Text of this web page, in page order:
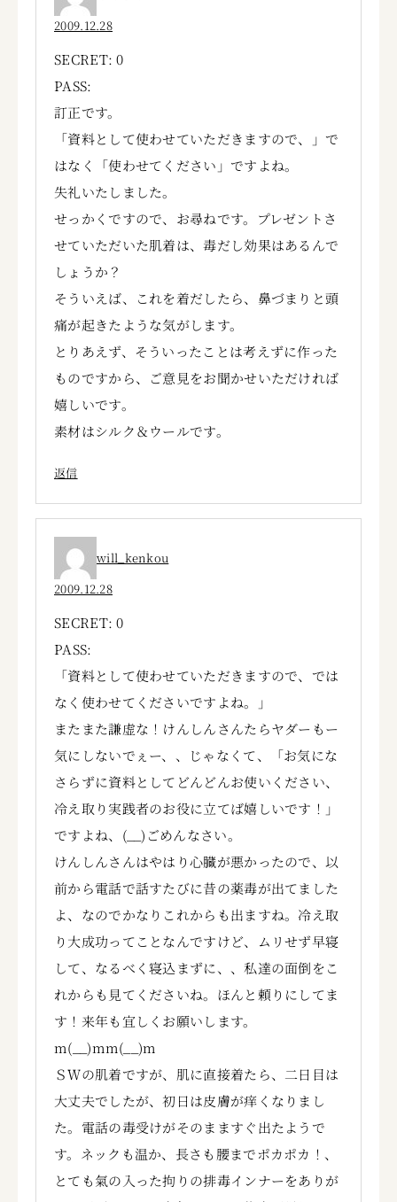
2009.12.28
SECRET: 0
PASS:
訂正です。
「資料として使わせていただきますので、」で
はなく「使わせてください」ですよね。
失礼いたしました。
せっかくですので、お尋ねです。プレゼントさ
せていただいた肌着は、毒だし効果はあるんで
しょうか？
そういえば、これを着だしたら、鼻づまりと頭
痛が起きたような気がします。
とりあえず、そういったことは考えずに作った
ものですから、ご意見をお聞かせいただければ
嬉しいです。
素材はシルク＆ウールです。
返信
will_kenkou
2009.12.28
SECRET: 0
PASS:
「資料として使わせていただきますので、では
なく使わせてくださいですよね。」
またまた謙虚な！けんしんさんたらヤダーもー
気にしないでぇー、、じゃなくて、「お気にな
さらずに資料としてどんどんお使いください、
冷え取り実践者のお役に立てば嬉しいです！」
ですよね、(__)ごめんなさい。
けんしんさんはやはり心臓が悪かったので、以
前から電話で話すたびに昔の薬毒が出てました
よ、なのでかなりこれからも出ますね。冷え取
り大成功ってことなんですけど、ムリせず早寝
して、なるべく寝込まずに、、私達の面倒をこ
れからも見てくださいね。ほんと頼りにしてま
す！来年も宜しくお願いします。
m(__)mm(__)m
ＳＷの肌着ですが、肌に直接着たら、二日目は
大丈夫でしたが、初日は皮膚が痒くなりまし
た。電話の毒受けがそのまますぐ出たようで
す。ネックも温か、長さも腰までポカポカ！、
とても氣の入った拘りの排毒インナーをありが